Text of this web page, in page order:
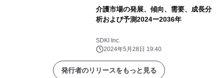
介護市場の発展、傾向、需要、成長分
析および予測2024ー2036年
SDKI Inc.
2024年5月28日 19:40
発行者のリリースをもっと見る